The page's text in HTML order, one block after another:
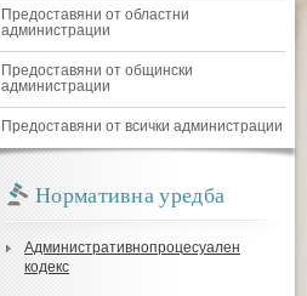
Предоставяни от областни
администрации
Предоставяни от общински
администрации
Предоставяни от всички администрации
Нормативна уредба
Административнопроцесуален
кодекс